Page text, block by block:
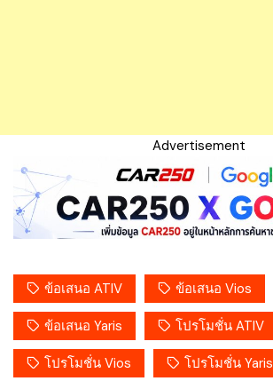
Advertisement
ข้อเสนอ ATIV ข้อเสนอ Vios
ข้อเสนอ Yaris โปรโมชั่น ATIV
โปรโมชั่น Vios โปรโมชั่น Yaris